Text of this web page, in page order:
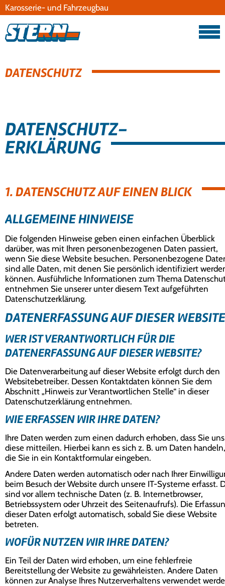
Karosserie- und Fahrzeugbau
Impressum
DATENSCHUTZ
DATENSCHUTZ­
ERKLÄRUNG
1. DATENSCHUTZ AUF EINEN BLICK
ALLGEMEINE HINWEISE
Die folgenden Hinweise geben einen einfachen Überblick
darüber, was mit Ihren personenbezogenen Daten passiert,
wenn Sie diese Website besuchen. Personenbezogene
sind alle Daten, mit denen Sie persönlich identifiziert
können. Ausführliche Informationen zum Thema
entnehmen Sie unserer unter diesem Text aufgeführten
Datenschutzerklärung.
DATENERFASSUNG AUF DIESER WEBSITE
WER IST VERANTWORTLICH FÜR DIE
DATENERFASSUNG AUF DIESER WEBSITE?
Die Datenverarbeitung auf dieser Website erfolgt durch den
Websitebetreiber. Dessen Kontaktdaten können Sie dem
Abschnitt „Hinweis zur Verantwortlichen Stelle“ in dieser
Datenschutzerklärung entnehmen.
WIE ERFASSEN WIR IHRE DATEN?
Ihre Daten werden zum einen dadurch erhoben, dass Sie uns
diese mitteilen. Hierbei kann es sich z. B. um Daten handeln,
die Sie in ein Kontaktformular eingeben.
Andere Daten werden automatisch oder nach Ihrer
beim Besuch der Website durch unsere IT-Systeme erfasst.
sind vor allem technische Daten (z. B. Internetbrowser,
Betriebssystem oder Uhrzeit des Seitenaufrufs). Die
dieser Daten erfolgt automatisch, sobald Sie diese Website
betreten.
WOFÜR NUTZEN WIR IHRE DATEN?
Ein Teil der Daten wird erhoben, um eine fehlerfreie
Bereitstellung der Website zu gewährleisten. Andere Daten
können zur Analyse Ihres Nutzerverhaltens verwendet